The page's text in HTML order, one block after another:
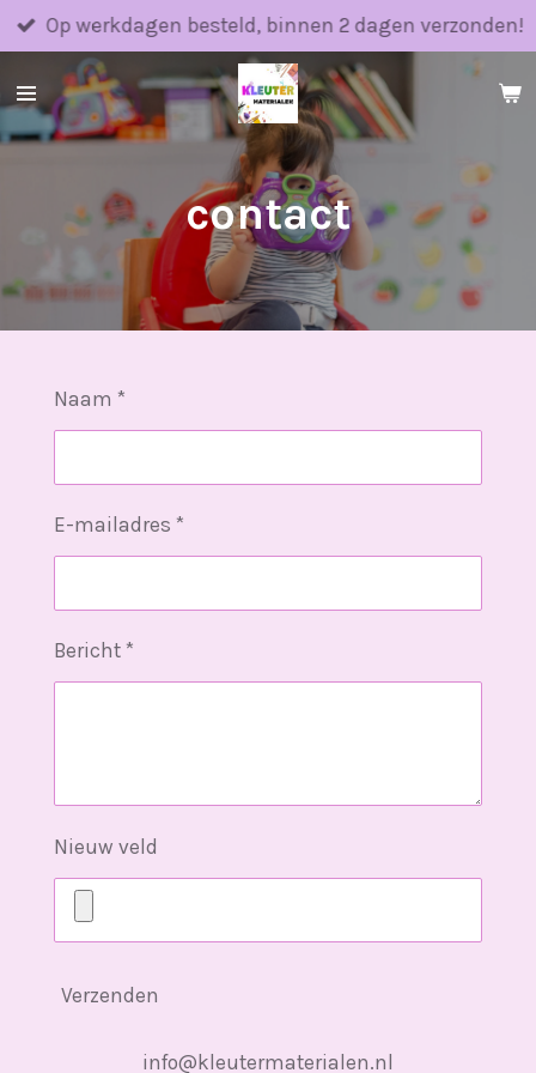
Ga
direct
naar
de
hoofdinhoud
Op werkdagen besteld, binnen 2 dagen verzonden!
contact
Naam *
E-mailadres *
Bericht *
Nieuw veld
Verzenden
info@kleutermaterialen.nl